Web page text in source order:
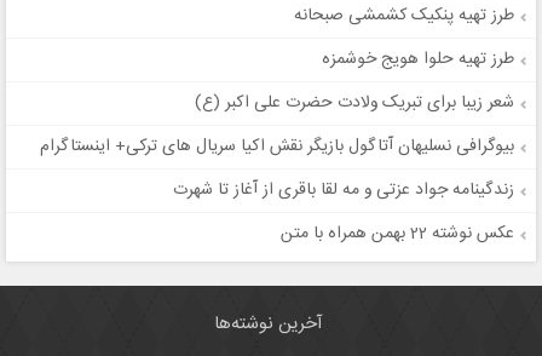
طرز تهیه پنکیک کشمشی صبحانه
طرز تهیه حلوا هویج خوشمزه
شعر زیبا برای تبریک ولادت حضرت علی‌ اکبر (ع)
بیوگرافی نسلیهان آتاگول بازیگر نقش اکیا سریال های ترکی+ اینستاگرام
زندگینامه جواد عزتی و مه لقا باقری از آغاز تا شهرت
عکس نوشته 22 بهمن همراه با متن
آخرین نوشته‌ها